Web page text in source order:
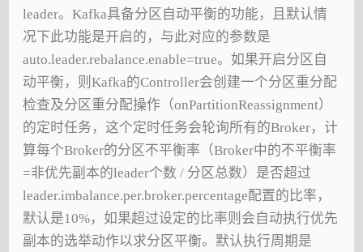
leader。Kafka具备分区自动平衡的功能，且默认情
况下此功能是开启的，与此对应的参数是
auto.leader.rebalance.enable=true。如果开启分区自
动平衡，则Kafka的Controller会创建一个分区重分配
检查及分区重分配操作（onPartitionReassignment）
的定时任务，这个定时任务会轮询所有的Broker，计
算每个Broker的分区不平衡率（Broker中的不平衡率
=非优先副本的leader个数 / 分区总数）是否超过
leader.imbalance.per.broker.percentage配置的比率，
默认是10%，如果超过设定的比率则会自动执行优先
副本的选举动作以求分区平衡。默认执行周期是